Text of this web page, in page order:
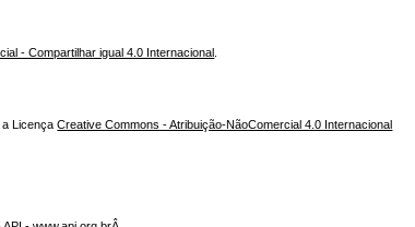
- Compartilhar igual 4.0 Internacional
a LicençaCreative Commons - Atribuição-NãoComercial 4.0 Internacional